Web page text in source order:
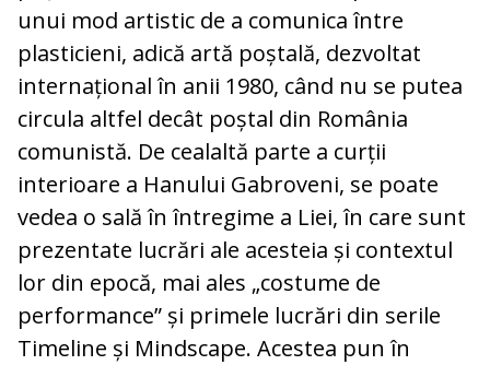
unui mod artistic de a comunica între
plasticieni, adică artă poștală, dezvoltat
internațional în anii 1980, când nu se putea
circula altfel decât poștal din România
comunistă. De cealaltă parte a curții
interioare a Hanului Gabroveni, se poate
vedea o sală în întregime a Liei, în care sunt
prezentate lucrări ale acesteia și contextul
lor din epocă, mai ales „costume de
performance” și primele lucrări din serile
Timeline și Mindscape. Acestea pun în